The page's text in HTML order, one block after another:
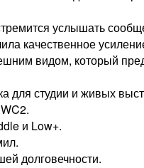
услышать
качественное
видом, который
для студии и живых
и Low+.
долговечности.